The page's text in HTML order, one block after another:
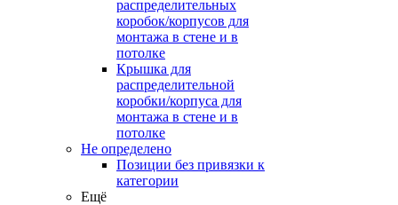
распределительных
коробок/корпусов для
монтажа в стене и в
потолке
Крышка для
распределительной
коробки/корпуса для
монтажа в стене и в
потолке
Не определено
Позиции без привязки к
категории
Ещё